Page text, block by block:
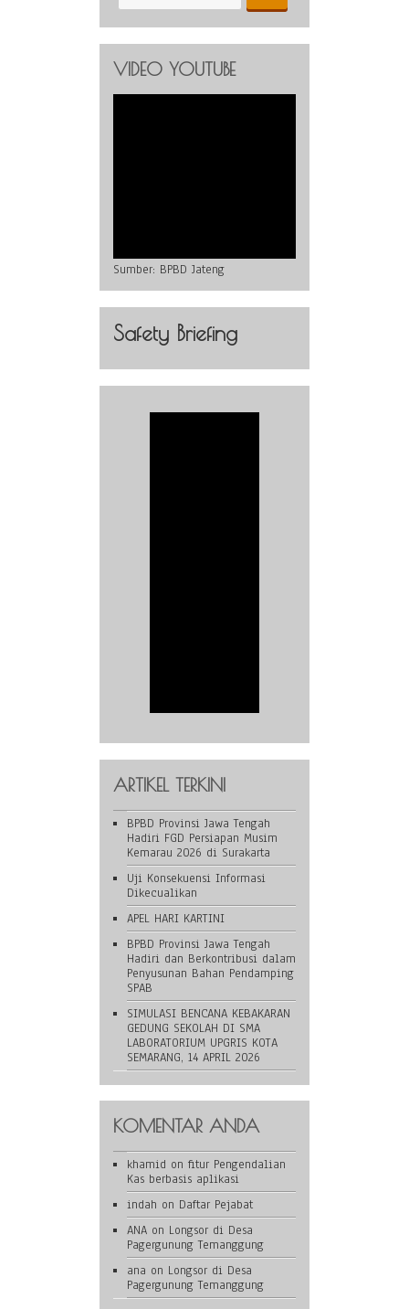
VIDEO YOUTUBE
Sumber: BPBD Jateng
Safety Briefing
ARTIKEL TERKINI
BPBD Provinsi Jawa Tengah
Hadiri FGD Persiapan Musim
Kemarau 2026 di Surakarta
Uji Konsekuensi Informasi
Dikecualikan
APEL HARI KARTINI
BPBD Provinsi Jawa Tengah
Hadiri dan Berkontribusi dalam
Penyusunan Bahan Pendamping
SPAB
SIMULASI BENCANA KEBAKARAN
GEDUNG SEKOLAH DI SMA
LABORATORIUM UPGRIS KOTA
SEMARANG, 14 APRIL 2026
KOMENTAR ANDA
khamid on fitur Pengendalian
Kas berbasis aplikasi
indah on Daftar Pejabat
ANA on Longsor di Desa
Pagergunung Temanggung
ana on Longsor di Desa
Pagergunung Temanggung